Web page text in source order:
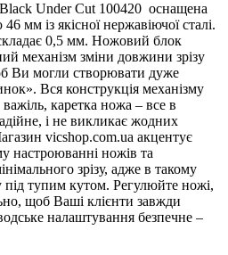
Under Cut 100420 оснащена
із якісної нержавіючої сталі.
0,5 мм. Ножовий блок
механізм зміни довжини зрізу
Ви могли створювати дуже
Вся конструкція механізму
каретка ножа – все в
і не викликає жодних
vicshop.com.ua акцентує
настроюванні ножів та
зрізу, адже в такому
під тупим кутом. Регулюйте ножі,
щоб Ваші клієнти завжди
налаштування безпечне –